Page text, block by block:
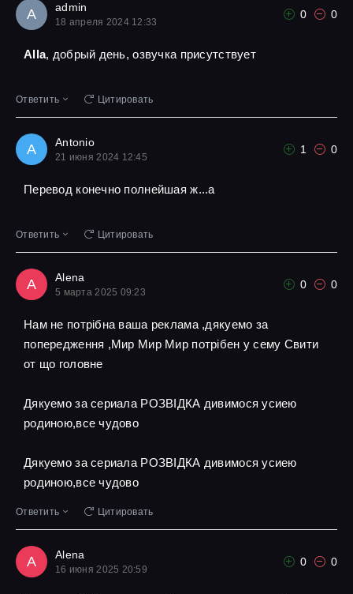
A admin
18 апреля 2024 12:33
0 0
Alla, добрый день, озвучка присутствует
Ответить Цитировать
A Antonio
21 июня 2024 12:45
1 0
Перевод конечно полнейшая ж...а
Ответить Цитировать
A Alena
5 марта 2025 09:23
0 0
Нам не потрібна ваша реклама ,дякуемо за
попередження ,Мир Мир Мир потрібен у сему Свити
от що головне
Дякуемо за сериала РОЗВІДКА дивимося усиею
родиною,все чудово
Дякуемо за сериала РОЗВІДКА дивимося усиею
родиною,все чудово
Ответить Цитировать
A Alena
16 июня 2025 20:59
0 0